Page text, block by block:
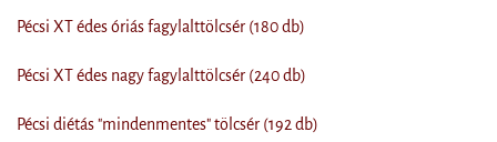
Pécsi XT édes óriás fagylalttölcsér (180 db)
Pécsi XT édes nagy fagylalttölcsér (240 db)
Pécsi diétás "mindenmentes" tölcsér (192 db)